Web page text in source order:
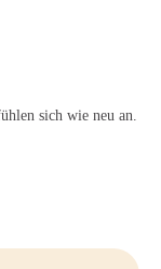
sich wie neu an.